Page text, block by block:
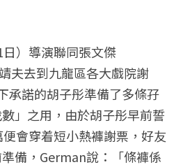
）導演聯同張文傑
夫去到九龍區各大戲院謝
承諾的胡子彤準備了多條孖
」之用，由於胡子彤早前誓
會穿着短小熱褲謝票，好友
備，German說：「條褲係